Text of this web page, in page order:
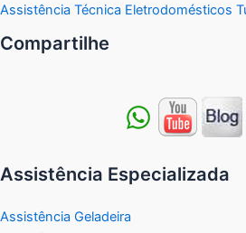
Assistência Técnica Eletrodomésticos
Compartilhe
Assistência Especializada
Assistência Geladeira